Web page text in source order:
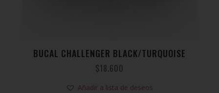
BUCAL CHALLENGER BLACK/TURQUOISE
$18.600
Añadir a lista de deseos